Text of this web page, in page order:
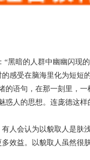
黑暗的人群中幽幽闪现
感受在脑海里化为短短
的语句，在那一刻里，
惑人的思想。连庞德这
人会认为以貌取人是肤
效益。以貌取人虽然很